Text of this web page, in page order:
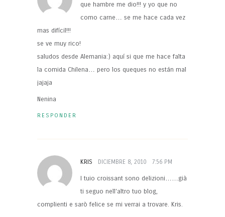
que hambre me dio!!! y yo que no
como carne… se me hace cada vez
mas difícil!!!
se ve muy rico!
saludos desde Alemania:) aquí si que me hace falta
la comida Chilena… pero los queques no están mal
jajaja
Nenina
RESPONDER
KRIS DICIEMBRE 8, 2010 7:56 PM
I tuio croissant sono delizioni……già
ti seguo nell'altro tuo blog,
complienti e sarò felice se mi verrai a trovare. Kris.